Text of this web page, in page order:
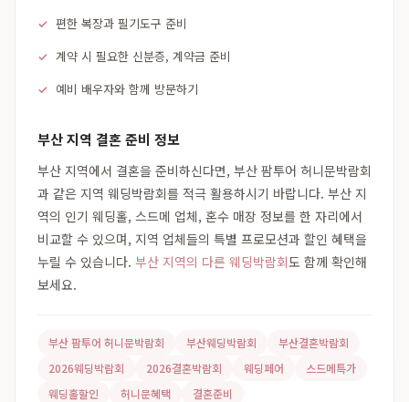
편한 복장과 필기도구 준비
계약 시 필요한 신분증, 계약금 준비
예비 배우자와 함께 방문하기
부산 지역 결혼 준비 정보
부산 지역에서 결혼을 준비하신다면, 부산 팜투어 허니문박람회
과 같은 지역 웨딩박람회를 적극 활용하시기 바랍니다. 부산 지
역의 인기 웨딩홀, 스드메 업체, 혼수 매장 정보를 한 자리에서
비교할 수 있으며, 지역 업체들의 특별 프로모션과 할인 혜택을
누릴 수 있습니다. 부산 지역의 다른 웨딩박람회도 함께 확인해
보세요.
부산 팜투어 허니문박람회 부산웨딩박람회
부산결혼박람회
2026웨딩박람회
2026결혼박람회 웨딩페어
스드메특가
웨딩홀할인
허니문혜택 결혼준비